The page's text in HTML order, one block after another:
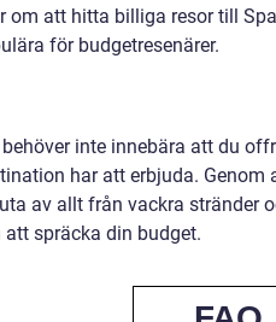
om att hitta billiga resor till
för budgetresenärer.
inte innebära att du
har att erbjuda.
av allt från vackra stränder
spräcka din budget.